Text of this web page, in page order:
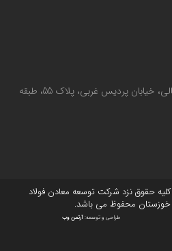
تهران، ملاصدرا، خیابان شیراز شمالی، خیابان پردیس غربی، پلاک 55، طبقه
کلیه حقوق نزد شرکت توسعه معادن فولاد
خوزستان محفوظ می باشد.
طراحی و توسعه:آرتمن وب